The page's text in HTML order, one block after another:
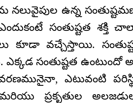
ఉన్న
సంతుష్టత శక్తి
కూడా వచ్చేస్తాయి.
సంతుష్టత ఉంటుందో
ఎటువంటి
ప్రకృతుల